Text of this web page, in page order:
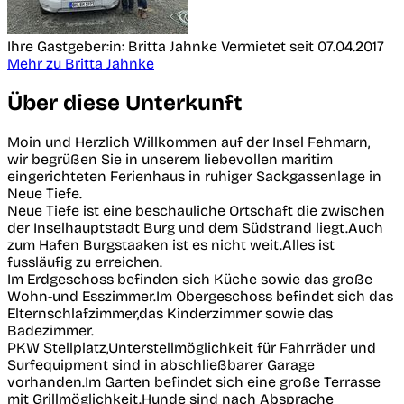
Ihre Gastgeber:in: Britta Jahnke Vermietet seit 07.04.2017
Mehr zu Britta Jahnke
Über diese Unterkunft
Moin und Herzlich Willkommen auf der Insel Fehmarn,
wir begrüßen Sie in unserem liebevollen maritim
eingerichteten Ferienhaus in ruhiger Sackgassenlage in
Neue Tiefe.
Neue Tiefe ist eine beschauliche Ortschaft die zwischen
der Inselhauptstadt Burg und dem Südstrand liegt.Auch
zum Hafen Burgstaaken ist es nicht weit.Alles ist
fussläufig zu erreichen.
Im Erdgeschoss befinden sich Küche sowie das große
Wohn-und Esszimmer.Im Obergeschoss befindet sich das
Elternschlafzimmer,das Kinderzimmer sowie das
Badezimmer.
PKW Stellplatz,Unterstellmöglichkeit für Fahrräder und
Surfequipment sind in abschließbarer Garage
vorhanden.Im Garten befindet sich eine große Terrasse
mit Grillmöglichkeit.Hunde sind nach Absprache